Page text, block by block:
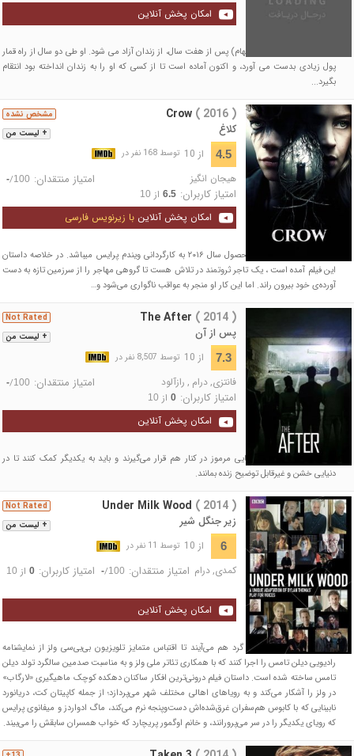
امکان پخش آنلاین
جیک گرین (جیسون استاتهام) پس از هفت سال، از زندان آزاد می شود. او طی دو سال از راه قمار
پول زیادی بدست می آورد، و اکنون آماده است تا از کسی که او را به زندان انداخته بود انتقام
بگیرد...
+ لیست من
مشخص نشده Crow ( 2016 )
کلاغ
4.5 از 10 توسط 168 نفر در
هیجان انگیز امتیاز منتقدان: -/100
امتیاز کاربران: 6.5از 10
امکان پخش آنلاین با زیرنویس فارسی
فیلمی ماجرایی و مهیج محصول سال ۲۰۱۶ به کارگردانی ویندم پرایس می‎باشد. در خلاصه داستان
این فیلم آمده است ، یک تاجر ثروتمند در تلاش هست تا گروهی مهاجر را از سرزمین تازه به دست
آورده‌ی خود بیرون راند. اما این کار او منجر به عواقب ناگواری می‌شود و…
+ لیست من
Not Rated The After ( 2014 )
پس از آن
7.3 از 10 توسط 8,507 نفر در
فانتزی,درام , رازآلود امتیاز منتقدان: -/100
امتیاز کاربران: 0از 10
امکان پخش آنلاین
هشت غریبه توسط نیروهایی مرموز در کنار هم قرار می‌گیرند و باید به یکدیگر کمک کنند تا در
دنیایی خشن و غیرقابل توضیح زنده بمانند.
+ لیست من
Not Rated Under Milk Wood ( 2014 )
زیر جنگل شیر
6 از 10 توسط 11 نفر در
کمدی,درام امتیاز منتقدان: -/100 امتیاز کاربران: 0از 10
امکان پخش آنلاین
گروهی از بازیگران مطرح گرد هم می‌آیند تا اقتباس متمایز تلویزیون بی‌بی‌سی ولز از نمایشنامه
رادیویی دیلن تامس را اجرا کنند که با همکاری تئاتر ملی ولز و به مناسبت صدمین سالگرد تولد دیلن
تامس ساخته شده است. داستان فیلم درونی‌ترین افکار ساکنان دهکده کوچک ماهیگیری «لارگاب»
در ولز را آشکار می‌کند و به رویاهای اهالی مختلف شهر می‌پردازد؛ از جمله کاپیتان کت، دریانورد
نابینایی که با کابوس هم‌سفران غرق‌شده‌اش دست‌وپنجه نرم می‌کند، ماگ ادواردز و میفانوی پرایس
که رویای یکدیگر را در سر می‌پرورانند، و خانم اوگمور پریچارد که خواب همسران سابقش را می‌بیند.